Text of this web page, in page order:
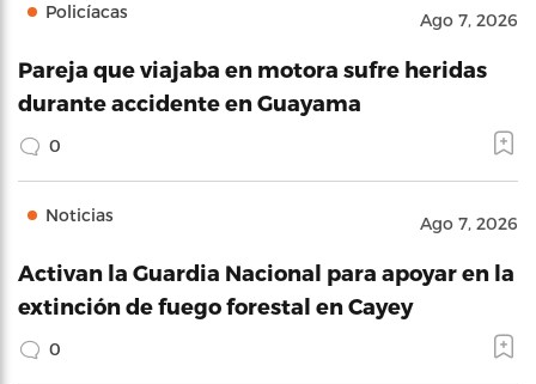
Policíacas Ago 7, 2026
Pareja que viajaba en motora sufre heridas
durante accidente en Guayama
0
Noticias Ago 7, 2026
Activan la Guardia Nacional para apoyar en la
extinción de fuego forestal en Cayey
0